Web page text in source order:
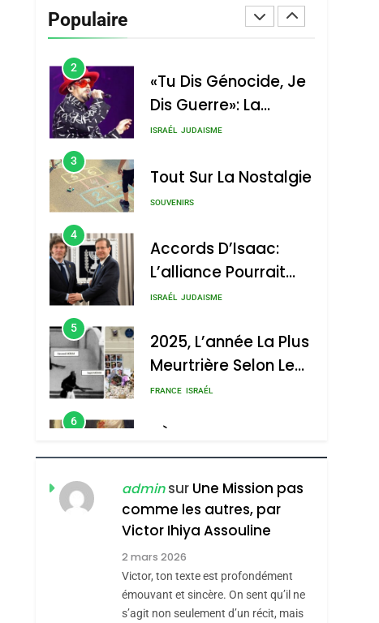
Populaire
Vanessa De Loya
2
«Tu Dis Génocide, Je
Dis Guerre»: La
Nouvelle Chanson De
ISRAÉL JUDAISME
3
Tout Sur La Nostalgie
SOUVENIRS
4
Accords D’Isaac:
L’alliance Pourrait
S’étendre À 13 Pays
ISRAÉL JUDAISME
5
2025, L’année La Plus
Meurtrière Selon Le
Rapport D’ADL
FRANCE ISRAÉL
6
FIÈRE, DIGNE ET
RÉSILIENTE :
POURQUOI JE
REVENDIQUE MA
JUDAÏTE Par Thérèse
Zrihen-Dvir
ISRAÉL JUDAISME
CE QUI NOUS
MANQUE – Jacques
Hadida
JUDAISME
adminsur Une Mission pas
comme les autres, par
Victor Ihiya Assouline
2 mars 2026
Victor, ton texte est profondément
émouvant et sincère. On sent qu’il ne
s’agit non seulement d’un récit, mais